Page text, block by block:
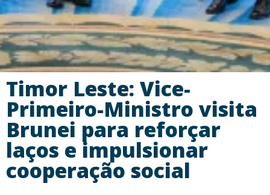
Timor Leste: Vice-
Primeiro-Ministro visita
Brunei para reforçar
laços e impulsionar
cooperação social